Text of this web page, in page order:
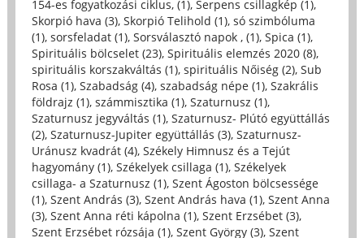
154-es fogyatkozási ciklus, (1), Serpens csillagkép (1),
Skorpió hava (3), Skorpió Telihold (1), só szimbóluma
(1), sorsfeladat (1), Sorsválasztó napok , (1), Spica (1),
Spirituális bölcselet (23), Spirituális elemzés 2020 (8),
spirituális korszakváltás (1), spirituális Nőiség (2), Sub
Rosa (1), Szabadság (4), szabadság népe (1), Szakrális
földrajz (1), számmisztika (1), Szaturnusz (1),
Szaturnusz jegyváltás (1), Szaturnusz- Plútó együttállás
(2), Szaturnusz-Jupiter együttállás (3), Szaturnusz-
Uránusz kvadrát (4), Székely Himnusz és a Tejút
hagyomány (1), Székelyek csillaga (1), Székelyek
csillaga- a Szaturnusz (1), Szent Ágoston bölcsessége
(1), Szent András (3), Szent András hava (1), Szent Anna
(3), Szent Anna réti kápolna (1), Szent Erzsébet (3),
Szent Erzsébet rózsája (1), Szent György (3), Szent